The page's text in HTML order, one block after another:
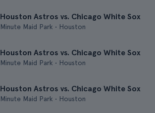
Houston Astros vs. Chicago White Sox
Minute Maid Park • Houston
Houston Astros vs. Chicago White Sox
Minute Maid Park • Houston
Houston Astros vs. Chicago White Sox
Minute Maid Park • Houston